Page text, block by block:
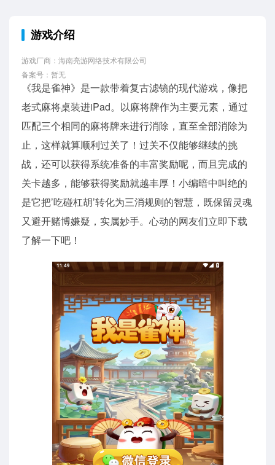
游戏介绍
游戏厂商：海南亮游网络技术有限公司
备案号：暂无
《我是雀神》是一款带着复古滤镜的现代游戏，像把
老式麻将桌装进iPad。以麻将牌作为主要元素，通过
匹配三个相同的麻将牌来进行消除，直至全部消除为
止，这样就算顺利过关了！过关不仅能够继续的挑
战，还可以获得系统准备的丰富奖励呢，而且完成的
关卡越多，能够获得奖励就越丰厚！小编暗中叫绝的
是它把’吃碰杠胡’转化为三消规则的智慧，既保留灵魂
又避开赌博嫌疑，实属妙手。心动的网友们立即下载
了解一下吧！